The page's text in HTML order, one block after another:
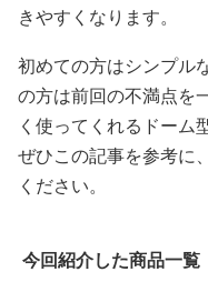
きやすくなります。
初めての方はシンプル
の方は前回の不満点を
く使ってくれるドーム
ぜひこの記事を参考に
ください。
今回紹介した商品一覧